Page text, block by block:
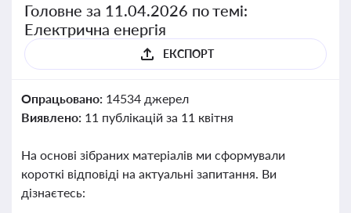
Головне за 11.04.2026 по темі:
Електрична енергія
ЕКСПОРТ
Опрацьовано: 14534 джерел
Виявлено: 11 публікацій за 11 квітня
На основі зібраних матеріалів ми сформували
короткі відповіді на актуальні запитання. Ви
дізнаєтесь: